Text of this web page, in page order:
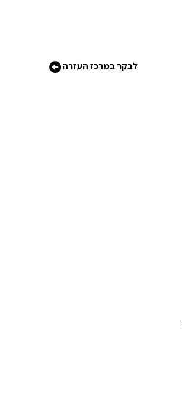
לבקר במרכז העזרה